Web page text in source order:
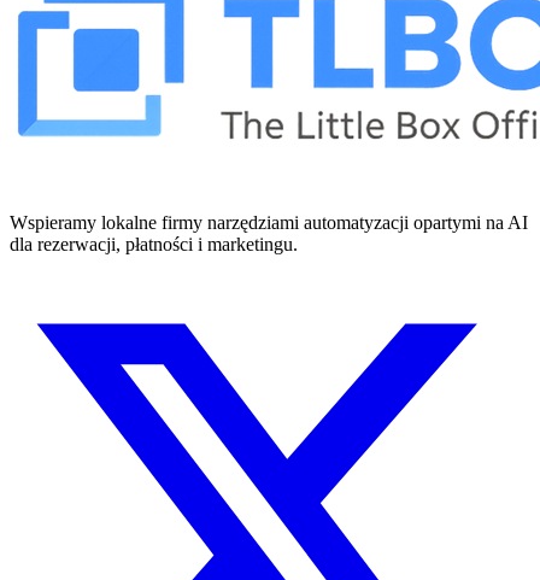
Wspieramy lokalne firmy narzędziami automatyzacji opartymi na AI
dla rezerwacji, płatności i marketingu.